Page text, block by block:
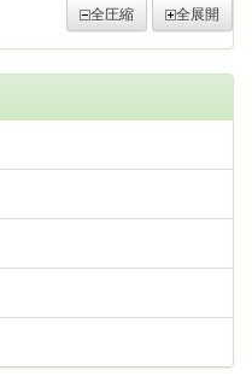
全圧縮 全展開